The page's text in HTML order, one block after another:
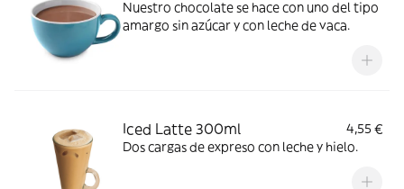
Nuestro chocolate se hace con uno del tipo
amargo sin azúcar y con leche de vaca.
Iced Latte 300ml
4,55 €
Dos cargas de expreso con leche y hielo.